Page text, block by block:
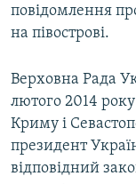
повідомлення
на півострові.
Верховна Рада
лютого 2014
Криму і
президент
відповідний